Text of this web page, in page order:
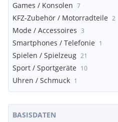
Games / Konsolen 7
KFZ-Zubehör / Motorradteile 2
Mode / Accessoires 3
Smartphones / Telefonie 1
Spielen / Spielzeug 21
Sport / Sportgeräte 10
Uhren / Schmuck 1
BASISDATEN